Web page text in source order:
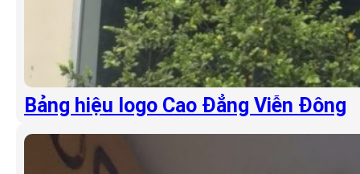
Bảng hiệu logo Cao Đẳng Viễn Đông